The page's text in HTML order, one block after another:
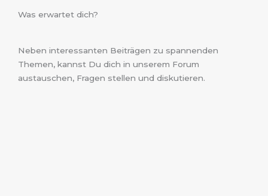
Was erwartet dich?
Neben interessanten Beiträgen zu spannenden
Themen, kannst Du dich in unserem Forum
austauschen, Fragen stellen und diskutieren.